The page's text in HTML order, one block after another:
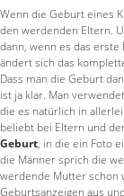
Wenn die Geburt eines
den werdenden Eltern.
dann, wenn es das
ändert sich das
Dass man die Geburt
ist ja klar. Man
die es natürlich in
beliebt bei Eltern und
Geburt, in die ein Foto
die Männer sprich die
werdende Mutter schon
Geburtsanzeigen aus